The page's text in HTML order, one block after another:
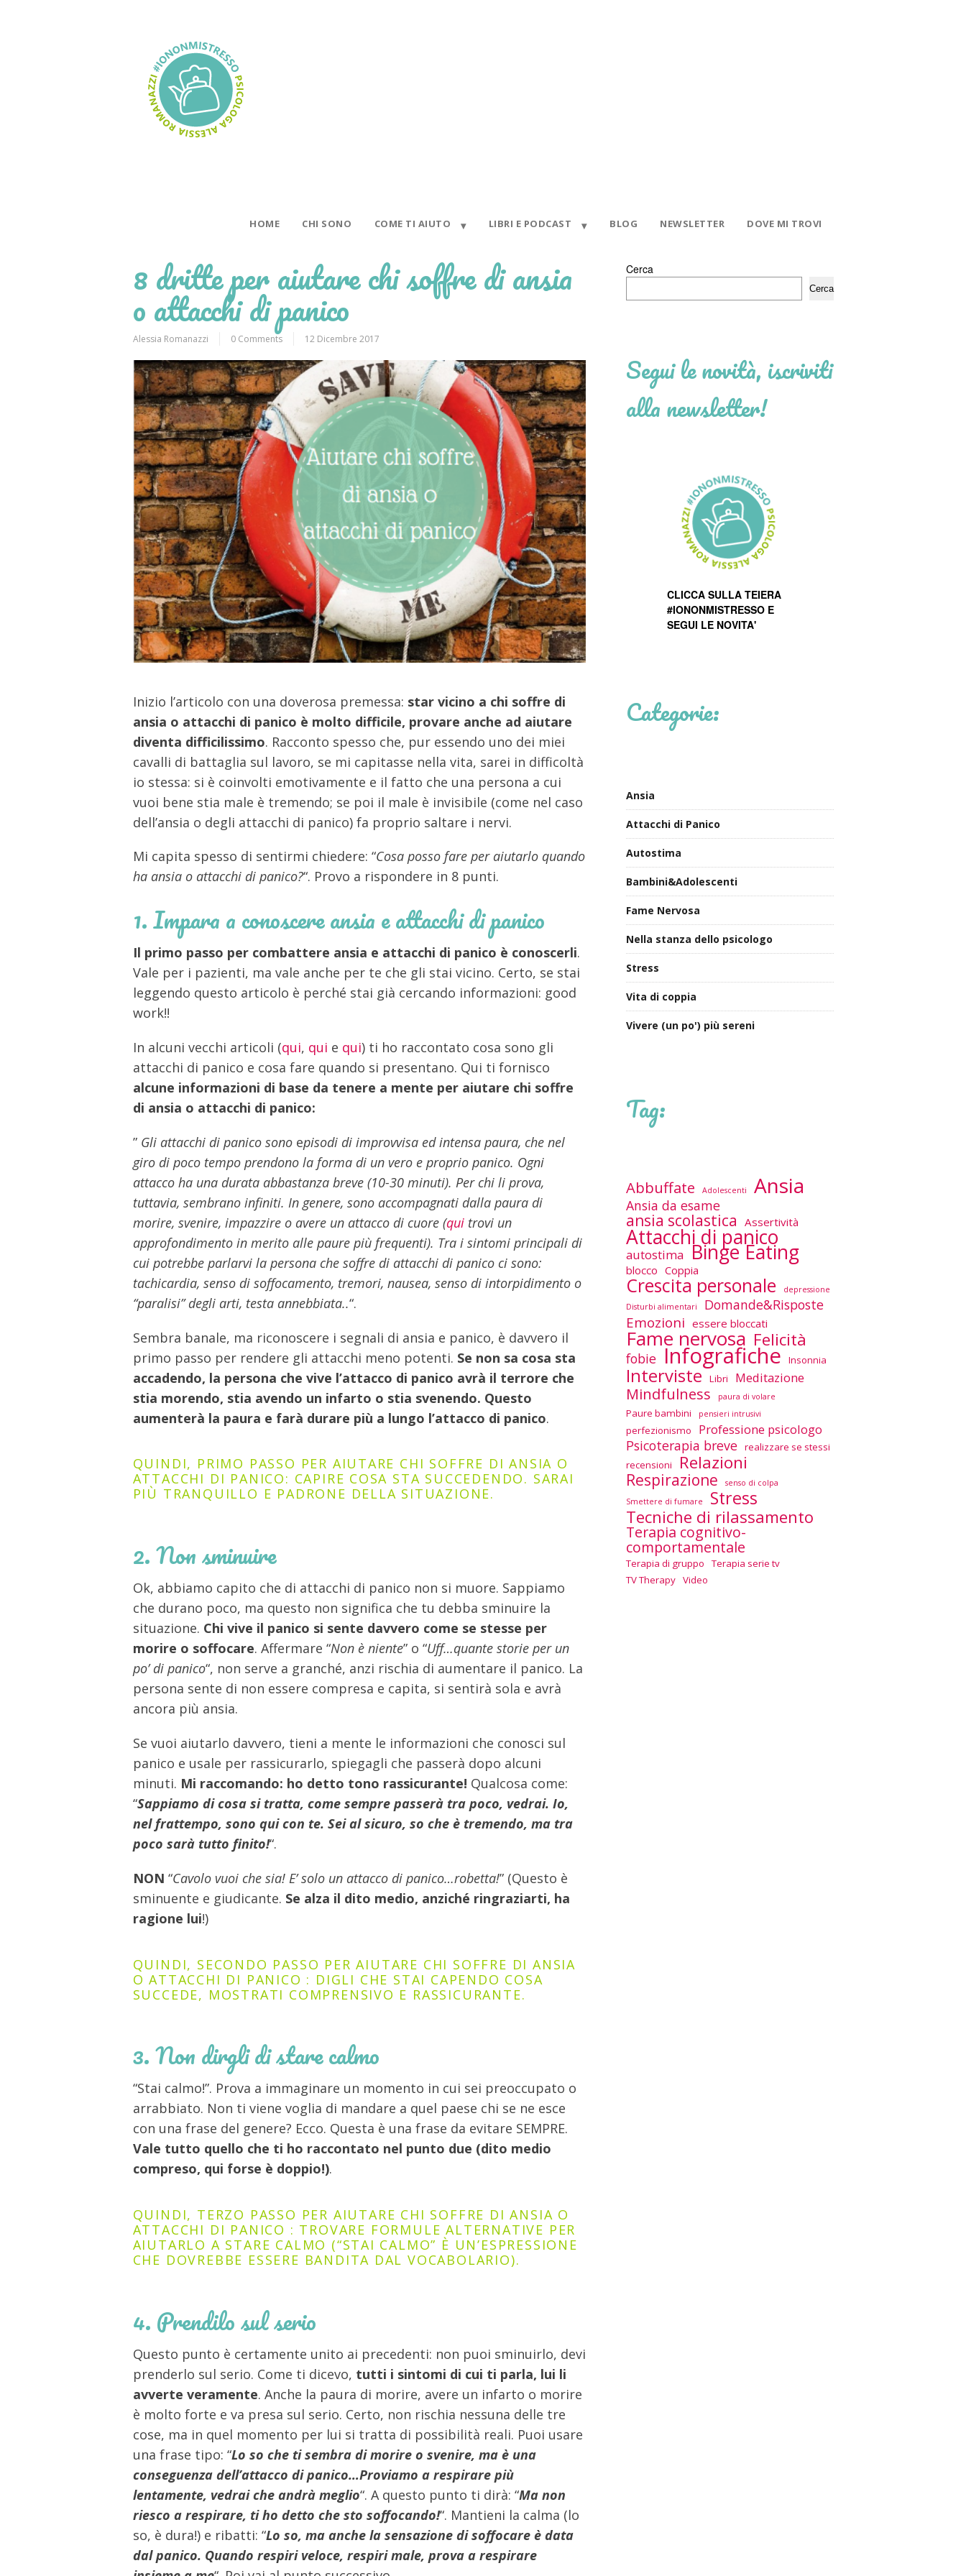
HOME CHI SONO COME TI AIUTO LIBRI E PODCAST BLOG NEWSLETTER DOVE MI TROVI
8 dritte per aiutare chi soffre di ansia
o attacchi di panico
Alessia Romanazzi 0 Comments 12 Dicembre 2017
Inizio l’articolo con una doverosa premessa: star vicino a chi soffre di
ansia o attacchi di panico è molto difficile, provare anche ad aiutare
diventa difficilissimo. Racconto spesso che, pur essendo uno dei miei
cavalli di battaglia sul lavoro, se mi capitasse nella vita, sarei in difficoltà
io stessa: si è coinvolti emotivamente e il fatto che una persona a cui
vuoi bene stia male è tremendo; se poi il male è invisibile (come nel caso
dell’ansia o degli attacchi di panico) fa proprio saltare i nervi.
Mi capita spesso di sentirmi chiedere: “Cosa posso fare per aiutarlo quando
ha ansia o attacchi di panico?“. Provo a rispondere in 8 punti.
1. Impara a conoscere ansia e attacchi di panico
Il primo passo per combattere ansia e attacchi di panico è conoscerli.
Vale per i pazienti, ma vale anche per te che gli stai vicino. Certo, se stai
leggendo questo articolo è perché stai già cercando informazioni: good
work!!
In alcuni vecchi articoli (qui, qui e qui) ti ho raccontato cosa sono gli
attacchi di panico e cosa fare quando si presentano. Qui ti fornisco
alcune informazioni di base da tenere a mente per aiutare chi soffre
di ansia o attacchi di panico:
” Gli attacchi di panico sono episodi di improvvisa ed intensa paura, che nel
giro di poco tempo prendono la forma di un vero e proprio panico. Ogni
attacco ha una durata abbastanza breve (10-30 minuti). Per chi li prova,
tuttavia, sembrano infiniti. In genere, sono accompagnati dalla paura di
morire, svenire, impazzire o avere un attacco di cuore (quitrovi un
approfondimento in merito alle paure più frequenti). Tra i sintomi principali di
cui potrebbe parlarvi la persona che soffre di attacchi di panico ci sono:
tachicardia, senso di soffocamento, tremori, nausea, senso di intorpidimento o
“paralisi” degli arti, testa annebbiata..“.
Sembra banale, ma riconoscere i segnali di ansia e panico, è davvero il
primo passo per rendere gli attacchi meno potenti. Se non sa cosa sta
accadendo, la persona che vive l’attacco di panico avrà il terrore che
stia morendo, stia avendo un infarto o stia svenendo. Questo
aumenterà la paura e farà durare più a lungo l’attacco di panico.
QUINDI, PRIMO PASSO PER AIUTARE CHI SOFFRE DI ANSIA O
ATTACCHI DI PANICO: CAPIRE COSA STA SUCCEDENDO. SARAI
PIÙ TRANQUILLO E PADRONE DELLA SITUAZIONE.
2. Non sminuire
Ok, abbiamo capito che di attacchi di panico non si muore. Sappiamo
che durano poco, ma questo non significa che tu debba sminuire la
situazione. Chi vive il panico si sente davvero come se stesse per
morire o soffocare. Affermare “Non è niente” o “Uff…quante storie per un
po’ di panico“, non serve a granché, anzi rischia di aumentare il panico. La
persona sente di non essere compresa e capita, si sentirà sola e avrà
ancora più ansia.
Se vuoi aiutarlo davvero, tieni a mente le informazioni che conosci sul
panico e usale per rassicurarlo, spiegagli che passerà dopo alcuni
minuti. Mi raccomando: ho detto tono rassicurante! Qualcosa come:
“Sappiamo di cosa si tratta, come sempre passerà tra poco, vedrai. Io,
nel frattempo, sono qui con te. Sei al sicuro, so che è tremendo, ma tra
poco sarà tutto finito!“.
NON “Cavolo vuoi che sia! E’ solo un attacco di panico…robetta!” (Questo è
sminuente e giudicante. Se alza il dito medio, anziché ringraziarti, ha
ragione lui!)
QUINDI, SECONDO PASSO PER AIUTARE CHI SOFFRE DI ANSIA
O ATTACCHI DI PANICO : DIGLI CHE STAI CAPENDO COSA
SUCCEDE, MOSTRATI COMPRENSIVO E RASSICURANTE.
3. Non dirgli di stare calmo
“Stai calmo!”. Prova a immaginare un momento in cui sei preoccupato o
arrabbiato. Non ti viene voglia di mandare a quel paese chi se ne esce
con una frase del genere? Ecco. Questa è una frase da evitare SEMPRE.
Vale tutto quello che ti ho raccontato nel punto due (dito medio
compreso, qui forse è doppio!).
QUINDI, TERZO PASSO PER AIUTARE CHI SOFFRE DI ANSIA O
ATTACCHI DI PANICO : TROVARE FORMULE ALTERNATIVE PER
AIUTARLO A STARE CALMO (“STAI CALMO” È UN’ESPRESSIONE
CHE DOVREBBE ESSERE BANDITA DAL VOCABOLARIO).
4. Prendilo sul serio
Questo punto è certamente unito ai precedenti: non puoi sminuirlo, devi
prenderlo sul serio. Come ti dicevo, tutti i sintomi di cui ti parla, lui li
avverte veramente. Anche la paura di morire, avere un infarto o morire
è molto forte e va presa sul serio. Certo, non rischia nessuna delle tre
cose, ma in quel momento per lui si tratta di possibilità reali. Puoi usare
una frase tipo: “Lo so che ti sembra di morire o svenire, ma è una
conseguenza dell’attacco di panico…Proviamo a respirare più
lentamente, vedrai che andrà meglio“. A questo punto ti dirà: “Ma non
riesco a respirare, ti ho detto che sto soffocando!“. Mantieni la calma (lo
so, è dura!) e ribatti: “Lo so, ma anche la sensazione di soffocare è data
dal panico. Quando respiri veloce, respiri male, prova a respirare
Cerca
Cerca
Segui le novità, iscriviti
alla newsletter!
CLICCA SULLA TEIERA
#IONONMISTRESSO E
SEGUI LE NOVITA'
Categorie:
Ansia
Attacchi di Panico
Autostima
Bambini&Adolescenti
Fame Nervosa
Nella stanza dello psicologo
Stress
Vita di coppia
Vivere (un po') più sereni
Tag:
Abbuffate Adolescenti Ansia
Ansia da esame
ansia scolastica Assertività
Attacchi di panico
autostima Binge Eating
blocco Coppia
Crescita personale
depressione
Disturbi alimentari
Domande&Risposte
Emozioni essere bloccati
Fame nervosa Felicità
fobie Infografiche Insonnia
Interviste Libri Meditazione
Mindfulness paura di volare
Paure bambini pensieri intrusivi
perfezionismo Professione psicologo
Psicoterapia breve realizzare se stessi
recensioni
Relazioni
Respirazione
senso di colpa
Smettere di fumare
Stress
Tecniche di rilassamento
Terapia cognitivo-
comportamentale
Terapia di gruppo Terapia serie tv
TV Therapy Video